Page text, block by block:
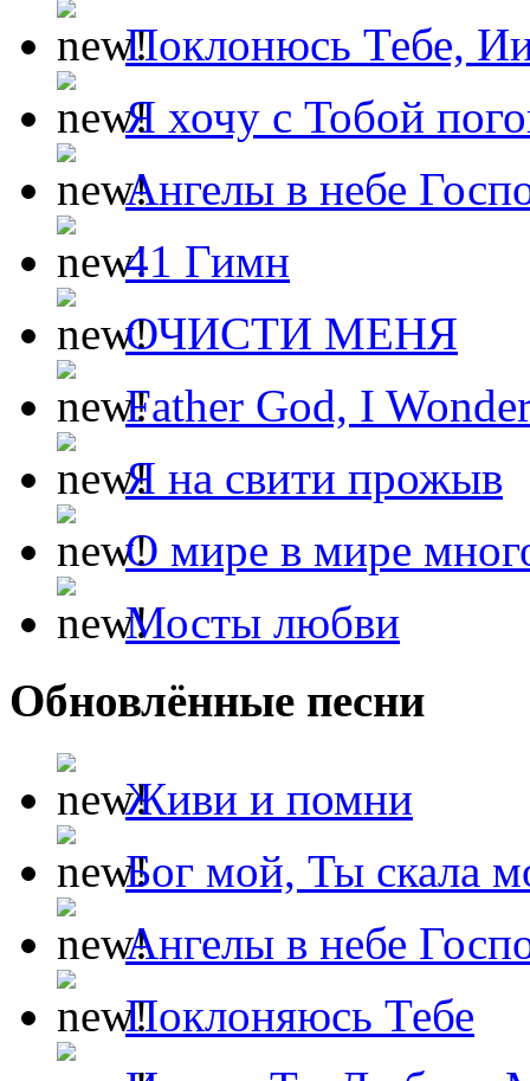
Поклонюсь Тебе,
Я хочу с Тобой
Ангелы в небе
41 Гимн
ОЧИСТИ МЕНЯ
Father God, I
Я на свити прожыв
О мире в мире
Мосты любви
Обновлённые песни
Живи и помни
Бог мой, Ты скала
Ангелы в небе
Поклоняюсь Тебе